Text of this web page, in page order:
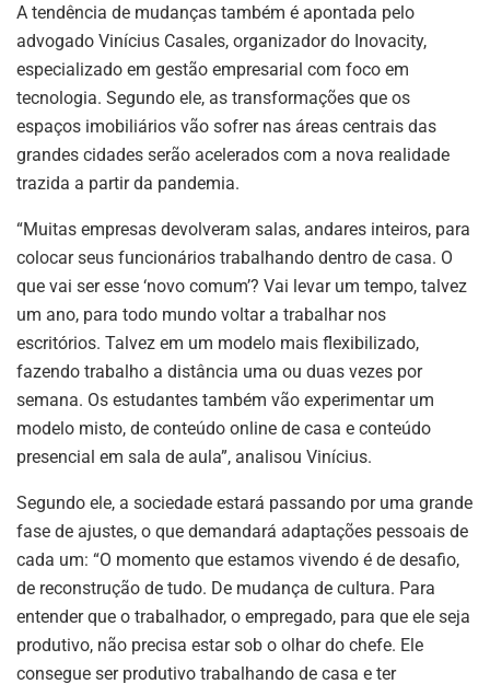
A tendência de mudanças também é apontada pelo
advogado Vinícius Casales, organizador do Inovacity,
especializado em gestão empresarial com foco em
tecnologia. Segundo ele, as transformações que os
espaços imobiliários vão sofrer nas áreas centrais das
grandes cidades serão acelerados com a nova realidade
trazida a partir da pandemia.
“Muitas empresas devolveram salas, andares inteiros, para
colocar seus funcionários trabalhando dentro de casa. O
que vai ser esse ‘novo comum’? Vai levar um tempo, talvez
um ano, para todo mundo voltar a trabalhar nos
escritórios. Talvez em um modelo mais flexibilizado,
fazendo trabalho a distância uma ou duas vezes por
semana. Os estudantes também vão experimentar um
modelo misto, de conteúdo online de casa e conteúdo
presencial em sala de aula”, analisou Vinícius.
Segundo ele, a sociedade estará passando por uma grande
fase de ajustes, o que demandará adaptações pessoais de
cada um: “O momento que estamos vivendo é de desafio,
de reconstrução de tudo. De mudança de cultura. Para
entender que o trabalhador, o empregado, para que ele seja
produtivo, não precisa estar sob o olhar do chefe. Ele
consegue ser produtivo trabalhando de casa e ter